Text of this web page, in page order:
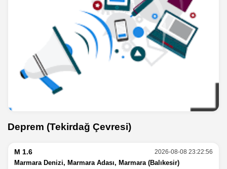
Deprem (Tekirdağ Çevresi)
M 1.6 2026-08-08 23:22:56
Marmara Denizi, Marmara Adası, Marmara (Balıkesir)